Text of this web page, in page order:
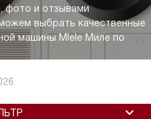
фото и отзывами
выбрать качественные
машины MIele Миле по